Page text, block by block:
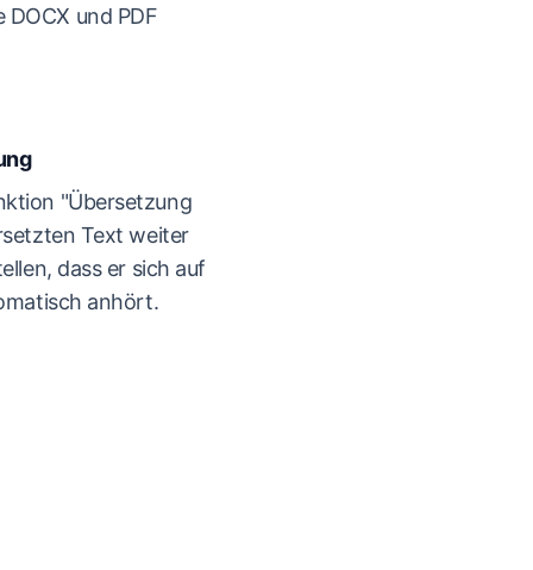
und PDF
"Übersetzung
Text weiter
dass er sich auf
anhört.